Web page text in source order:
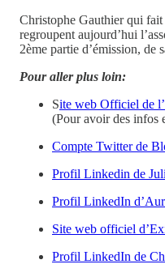
Christophe Gauthier qui
regroupent aujourd’hui
2ème partie d’émission,
Pour aller plus loin:
Site web Officiel de
(Pour avoir des infos
Compte Twitter de
Profil Linkedin de
Profil LinkedIn
Site web officiel
Profil LinkedIn de